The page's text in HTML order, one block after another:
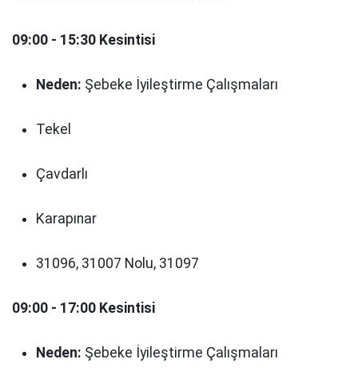
09:00 - 15:30 Kesintisi
Neden: Şebeke İyileştirme Çalışmaları
Tekel
Çavdarlı
Karapınar
31096, 31007 Nolu, 31097
09:00 - 17:00 Kesintisi
Neden: Şebeke İyileştirme Çalışmaları